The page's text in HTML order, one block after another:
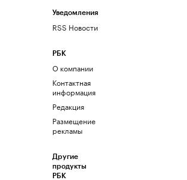
Уведомления
RSS Новости
РБК
О компании
Контактная
информация
Редакция
Размещение
рекламы
Другие
продукты
РБК